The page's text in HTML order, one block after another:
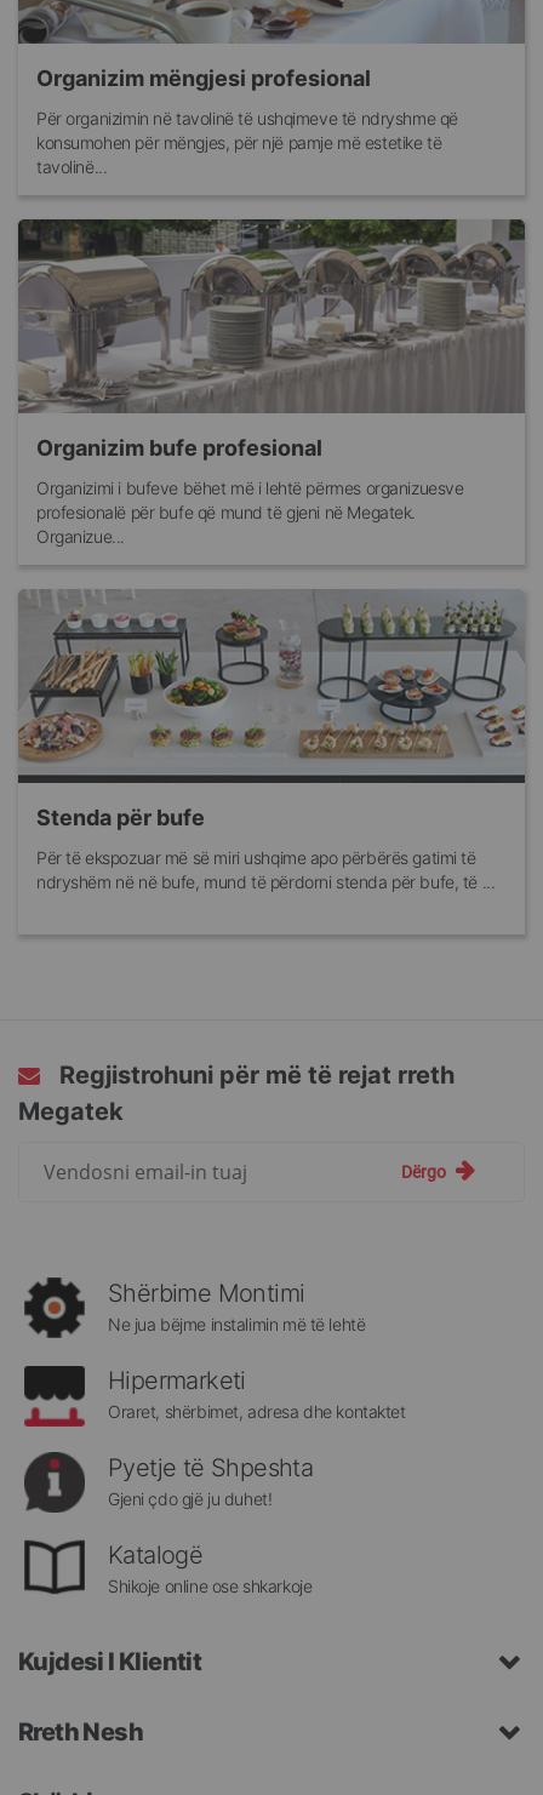
Organizim mëngjesi profesional
Për organizimin në tavolinë të ushqimeve të ndryshme që
konsumohen për mëngjes, për një pamje më estetike të
tavolinë...
Organizim bufe profesional
Organizimi i bufeve bëhet më i lehtë përmes organizuesve
profesionalë për bufe që mund të gjeni në Megatek.
Organizue...
Stenda për bufe
Për të ekspozuar më së miri ushqime apo përbërës gatimi të
ndryshëm në në bufe, mund të përdorni stenda për bufe, të ...
Regjistrohuni për më të rejat rreth
Megatek
rreth
Megatek:
Dërgo
Shërbime Montimi
Ne jua bëjme instalimin më të lehtë
Hipermarketi
Oraret, shërbimet, adresa dhe kontaktet
Pyetje të Shpeshta
Gjeni çdo gjë ju duhet!
Katalogë
Shikoje online ose shkarkoje
Kujdesi I Klientit
Rreth Nesh